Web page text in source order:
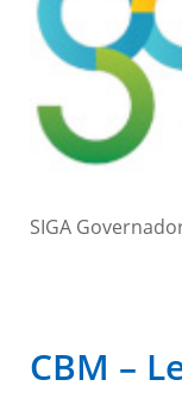
SIGA
CBM –